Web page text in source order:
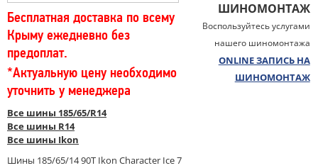
Бесплатная доставка по всему
Крыму ежедневно без
предоплат.
*Актуальную цену необходимо
уточнить у менеджера
Все шины 185/65/R14
Все шины R14
Все шины Ikon
Шины 185/65/14 90T Ikon Character Ice 7
ШИНОМОНТАЖ
Воспользуйтесь услугами
нашего шиномонтажа
ONLINE ЗАПИСЬ НА
ШИНОМОНТАЖ